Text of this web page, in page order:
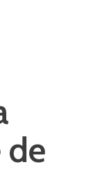
de